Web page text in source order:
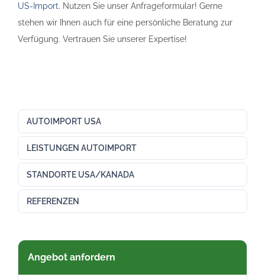
US-Import. Nutzen Sie unser Anfrageformular! Gerne
stehen wir Ihnen auch für eine persönliche Beratung zur
Verfügung. Vertrauen Sie unserer Expertise!
AUTOIMPORT USA
LEISTUNGEN AUTOIMPORT
STANDORTE USA/KANADA
REFERENZEN
Angebot anfordern